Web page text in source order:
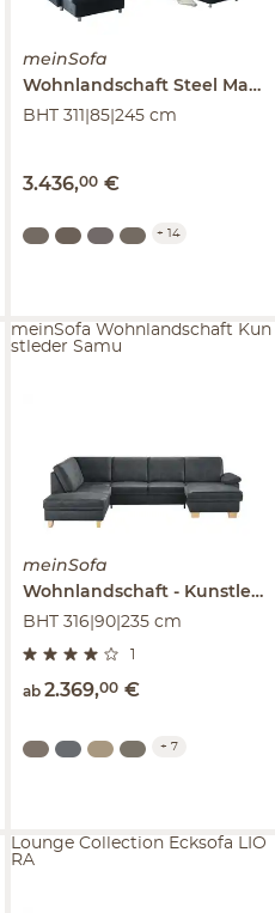
meinSofa
Wohnlandschaft Steel
Marc
BHT 311|85|245 cm
3.436,00 €
+ 14
meinSofa
Wohnlandschaft
Kunstleder
BHT 316|90|235 cm
ab 2.369,00 €
meinSofa Wohnlandschaft Kun
stleder Samu
+ 7
Lounge Collection Ecksofa LIO
RA